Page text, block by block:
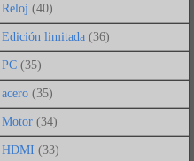
Reloj (40)
Edición limitada (36)
PC (35)
acero (35)
Motor (34)
HDMI (33)